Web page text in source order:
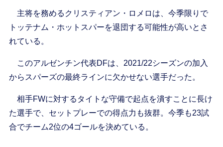
主将を務めるクリスティアン・ロメロは、今季限りで
トッテナム・ホットスパーを退団する可能性が高いとさ
れている。
このアルゼンチン代表DFは、2021/22シーズンの加入
からスパーズの最終ラインに欠かせない選手だった。
相手FWに対するタイトな守備で起点を潰すことに長け
た選手で、セットプレーでの得点力も抜群。今季も23試
合でチーム2位の4ゴールを決めている。